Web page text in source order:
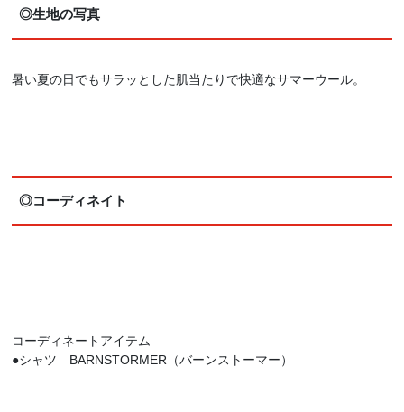
◎生地の写真
暑い夏の日でもサラッとした肌当たりで快適なサマーウール。
◎コーディネイト
コーディネートアイテム
●シャツ BARNSTORMER（バーンストーマー）